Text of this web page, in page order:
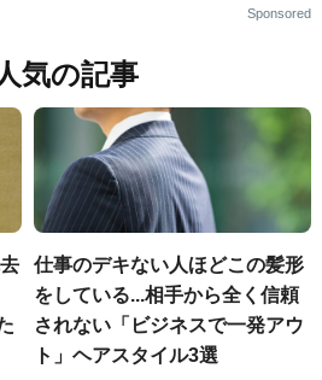
Sponsored
気の記事
仕事のデキない人ほどこの髪形
をしている...相手から全く信頼
されない「ビジネスで一発アウ
ト」ヘアスタイル3選